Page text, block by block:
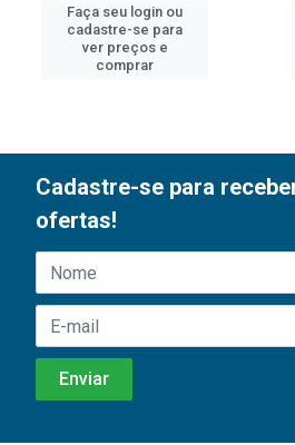
Faça seu login ou
cadastre-se para
ver preços e
comprar
Cadastre-se para
ofertas!